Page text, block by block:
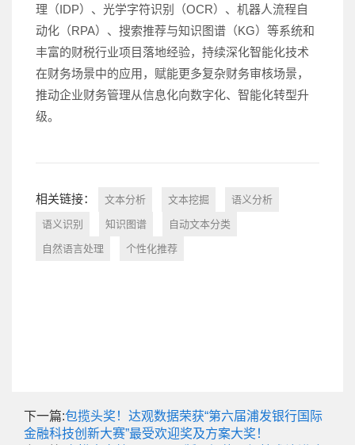
理（IDP）、光学字符识别（OCR）、机器人流程自
动化（RPA）、搜索推荐与知识图谱（KG）等系统和
丰富的财税行业项目落地经验，持续深化智能化技术
在财务场景中的应用，赋能更多复杂财务审核场景，
推动企业财务管理从信息化向数字化、智能化转型升
级。
相关链接： 文本分析 文本挖掘 语义分析
语义识别 知识图谱 自动文本分类
自然语言处理 个性化推荐
下一篇:包揽头奖！达观数据荣获“第六届浦发银行国际
金融科技创新大赛”最受欢迎奖及方案大奖！